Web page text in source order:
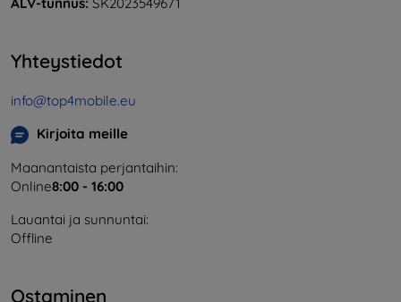
Yhteystiedot
info@top4mobile.eu
Kirjoita meille
Maanantaista perjantaihin:
Online8:00 - 16:00
Lauantai ja sunnuntai:
Offline
Ostaminen